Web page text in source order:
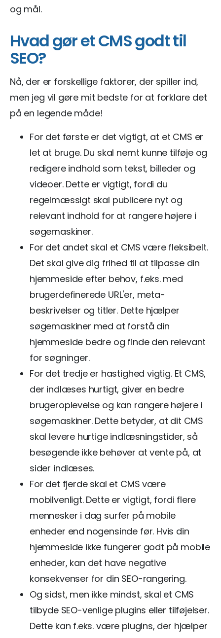
og mål.
Hvad gør et CMS godt til
SEO?
Nå, der er forskellige faktorer, der spiller ind,
men jeg vil gøre mit bedste for at forklare det
på en legende måde!
For det første er det vigtigt, at et CMS er
let at bruge. Du skal nemt kunne tilføje og
redigere indhold som tekst, billeder og
videoer. Dette er vigtigt, fordi du
regelmæssigt skal publicere nyt og
relevant indhold for at rangere højere i
søgemaskiner.
For det andet skal et CMS være fleksibelt.
Det skal give dig frihed til at tilpasse din
hjemmeside efter behov, f.eks. med
brugerdefinerede URL'er, meta-
beskrivelser og titler. Dette hjælper
søgemaskiner med at forstå din
hjemmeside bedre og finde den relevant
for søgninger.
For det tredje er hastighed vigtig. Et CMS,
der indlæses hurtigt, giver en bedre
brugeroplevelse og kan rangere højere i
søgemaskiner. Dette betyder, at dit CMS
skal levere hurtige indlæsningstider, så
besøgende ikke behøver at vente på, at
sider indlæses.
For det fjerde skal et CMS være
mobilvenligt. Dette er vigtigt, fordi flere
mennesker i dag surfer på mobile
enheder end nogensinde før. Hvis din
hjemmeside ikke fungerer godt på mobile
enheder, kan det have negative
konsekvenser for din SEO-rangering.
Og sidst, men ikke mindst, skal et CMS
tilbyde SEO-venlige plugins eller tilføjelser.
Dette kan f.eks. være plugins, der hjælper